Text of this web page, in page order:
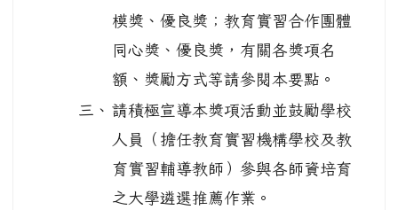
模獎、優良獎；教育實習合作團體
同心獎、優良獎，有關各獎項名
額、獎勵方式等請參閱本要點。
三、 請積極宣導本獎項活動並鼓勵學校
人員（擔任教育實習機構學校及教
育實習輔導教師）參與各師資培育
之大學遴選推薦作業。